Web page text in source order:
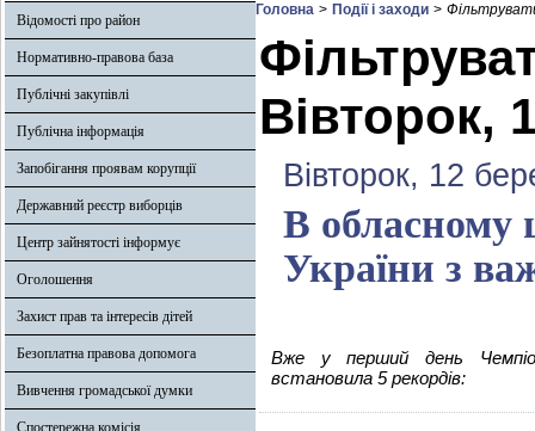
Відомості про район
Нормативно-правова база
Публічні закупівлі
Публічна інформація
Запобігання проявам корупції
Державний реєстр виборців
Центр зайнятості інформує
Оголошення
Захист прав та інтересів дітей
Безоплатна правова допомога
Вивчення громадської думки
Спостережна комісія
Головна > Події і заходи >
Вівторок,
Вівторок, 12
В обласному
України з
Вже у перший день
встановила 5 рекордів: